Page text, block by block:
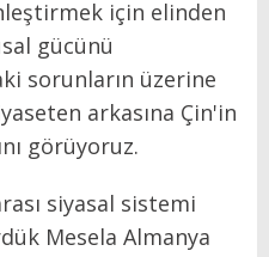
için elinden
gücünü
sorunların üzerine
arkasına Çin'in
görüyoruz.
siyasal sistemi
Mesela Almanya